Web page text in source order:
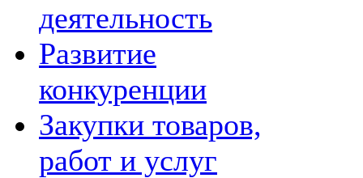
деятельность
Развитие
конкуренции
Закупки товаров,
работ и услуг